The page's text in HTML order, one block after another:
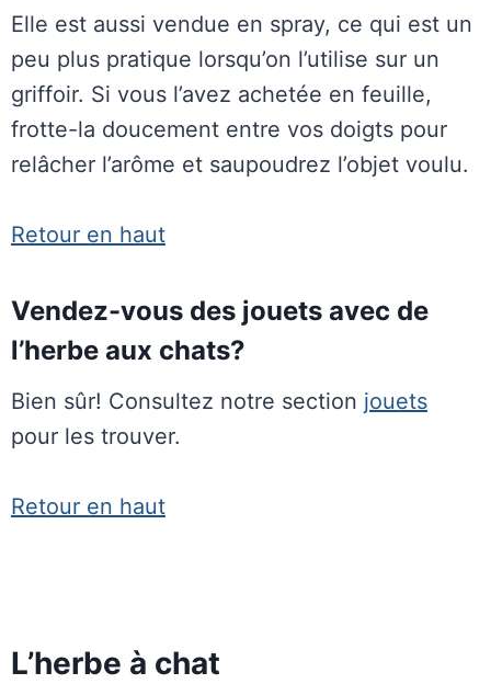
Elle est aussi vendue en spray, ce qui est un
peu plus pratique lorsqu’on l’utilise sur un
griffoir. Si vous l’avez achetée en feuille,
frotte-la doucement entre vos doigts pour
relâcher l’arôme et saupoudrez l’objet voulu.
Retour en haut
Vendez-vous des jouets avec de
l’herbe aux chats?
Bien sûr! Consultez notre section jouets
pour les trouver.
Retour en haut
L’herbe à chat